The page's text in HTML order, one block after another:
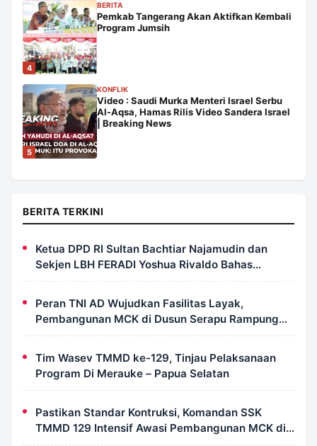
4
BERITA
Pemkab Tangerang Akan Aktifkan Kembali
Program Jumsih
5
KONFLIK
Video : Saudi Murka Menteri Israel Serbu
Al-Aqsa, Hamas Rilis Video Sandera Israel
| Breaking News
BERITA TERKINI
Ketua DPD RI Sultan Bachtiar Najamudin dan
Sekjen LBH FERADI Yoshua Rivaldo Bahas
Geopolitik dan Supremasi Hukum
Peran TNI AD Wujudkan Fasilitas Layak,
Pembangunan MCK di Dusun Serapu Rampung
Dikerjakan
Tim Wasev TMMD ke-129, Tinjau Pelaksanaan
Program Di Merauke – Papua Selatan
Pastikan Standar Kontruksi, Komandan SSK
TMMD 129 Intensif Awasi Pembangunan MCK di